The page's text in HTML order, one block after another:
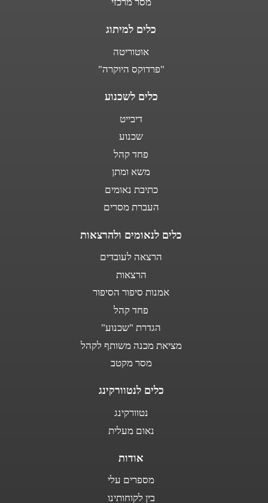
כלים למיתוג
אוטוריטה
"פרדוקס היוקרה"
כלים לשכנוע
דיבייט
שכנוע
פחד קהל
משא ומתן
כתיבת נאומים
העברת מסרים
כלים לנאומים ולהרצאות
הרצאה לעובדים
הרצאות
אמנות סיפור הסיפור
פחד קהל
הגדרת "שכנוע"
מציאת מכנה משותף לקהל
מסר מקטב
כלים לנטוורקינג
נטוורקינג
נאום מעלית
אודות
מספרים עלי
בין לקוחותינו